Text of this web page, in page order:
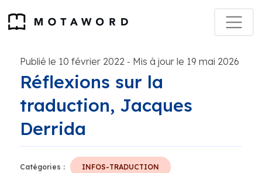
Publié le 10 février 2022 - Mis à jour le 19 mai 2026
Réflexions sur la
traduction, Jacques
Derrida
Catégories : INFOS-TRADUCTION